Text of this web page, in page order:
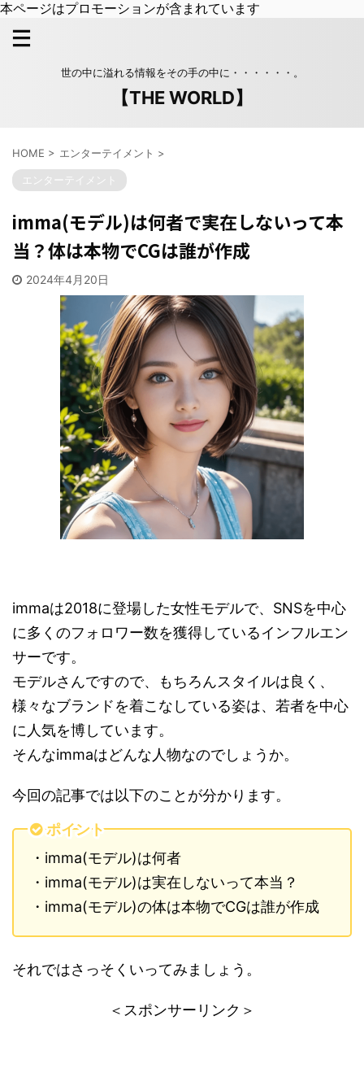
本ページはプロモーションが含まれています
世の中に溢れる情報をその手の中に・・・・・・。
【THE WORLD】
HOME > エンターテイメント >
エンターテイメント
imma(モデル)は何者で実在しないって本
当？体は本物でCGは誰が作成
2024年4月20日
immaは2018に登場した女性モデルで、SNSを中心
に多くのフォロワー数を獲得しているインフルエン
サーです。
モデルさんですので、もちろんスタイルは良く、
様々なブランドを着こなしている姿は、若者を中心
に人気を博しています。
そんなimmaはどんな人物なのでしょうか。
今回の記事では以下のことが分かります。
ポイント
・imma(モデル)は何者
・imma(モデル)は実在しないって本当？
・imma(モデル)の体は本物でCGは誰が作成
それではさっそくいってみましょう。
＜スポンサーリンク＞